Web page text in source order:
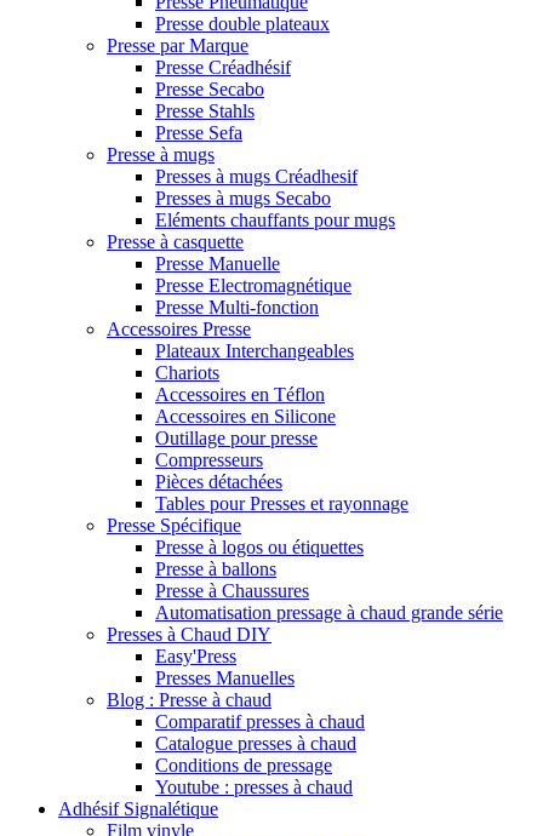
Presse double plateaux
Presse par Marque
Presse Créadhésif
Presse Secabo
Presse Stahls
Presse Sefa
Presse à mugs
Presses à mugs Créadhesif
Presses à mugs Secabo
Eléments chauffants pour mugs
Presse à casquette
Presse Manuelle
Presse Electromagnétique
Presse Multi-fonction
Accessoires Presse
Plateaux Interchangeables
Chariots
Accessoires en Téflon
Accessoires en Silicone
Outillage pour presse
Compresseurs
Pièces détachées
Tables pour Presses et rayonnage
Presse Spécifique
Presse à logos ou étiquettes
Presse à ballons
Presse à Chaussures
Automatisation pressage à chaud grande série
Presses à Chaud DIY
Easy'Press
Presses Manuelles
Blog : Presse à chaud
Comparatif presses à chaud
Catalogue presses à chaud
Conditions de pressage
Youtube : presses à chaud
Adhésif Signalétique
Film vinyle